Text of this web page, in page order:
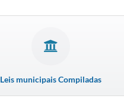
Leis municipais Compiladas